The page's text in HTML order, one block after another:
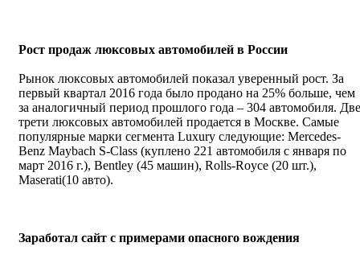
Рост продаж люксовых автомобилей в России
Рынок люксовых автомобилей показал уверенный рост. За
первый квартал 2016 года было продано на 25% больше, чем
за аналогичный период прошлого года – 304 автомобиля. Две
трети люксовых автомобилей продается в Москве. Самые
популярные марки сегмента Luxury следующие: Mercedes-
Benz Maybach S-Class (куплено 221 автомобиля с января по
март 2016 г.), Bentley (45 машин), Rolls-Royce (20 шт.),
Maserati(10 авто).
Заработал сайт с примерами опасного вождения